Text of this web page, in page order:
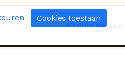
Stel jouw box
Cookies toestaan